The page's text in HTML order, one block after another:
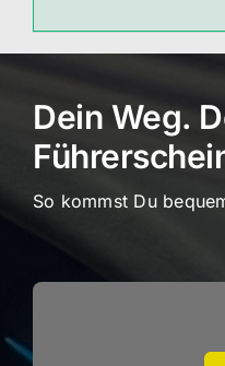
Dein Weg.
So kommst Du